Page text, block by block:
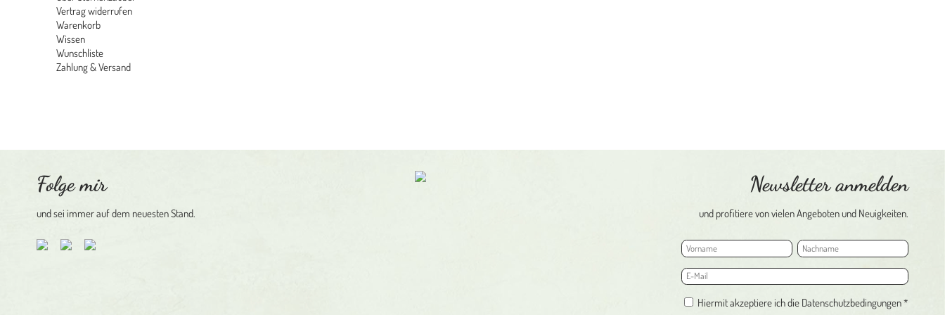
Vertrag widerrufen
Warenkorb
Wissen
Wunschliste
Zahlung & Versand
Folge mir
und sei immer auf dem neuesten Stand.
Newsletter anmelden
und profitiere von vielen Angeboten und Neuigkeiten.
Hiermit akzeptiere ich die Datenschutzbedingungen *